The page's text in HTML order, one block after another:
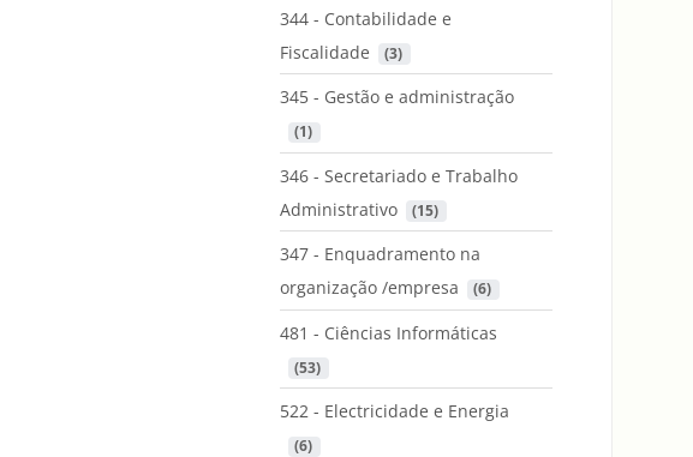
344 - Contabilidade e
Fiscalidade
(3)
345 - Gestão e administração
(1)
346 - Secretariado e Trabalho
Administrativo
(15)
347 - Enquadramento na
organização /empresa
(6)
481 - Ciências Informáticas
(53)
522 - Electricidade e Energia
(6)